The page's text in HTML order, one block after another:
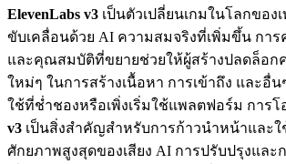
ElevenLabs v3 เป็นตัวเปลี่ยนเกมในโลกของ
ขับเคลื่อนด้วย AI ความสมจริงที่เพิ่มขึ้น การ
และคุณสมบัติที่ขยายช่วยให้ผู้สร้างปลดล็อก
ใหม่ๆ ในการสร้างเนื้อหา การเข้าถึง และอื่
ใช้ที่ช่ำชองหรือเพิ่งเริ่มใช้แพลตฟอร์ม การโ
v3 เป็นสิ่งสำคัญสำหรับการก้าวนำหน้าและใ
ศักยภาพสูงสุดของเสียง AI การปรับปรุงและ